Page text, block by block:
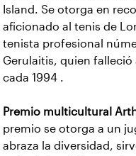
Island. Se otorga en
aficionado al tenis de
tenista profesional
Gerulaitis, quien falleció
cada 1994 .
Premio multicultural
premio se otorga a un
abraza la diversidad,